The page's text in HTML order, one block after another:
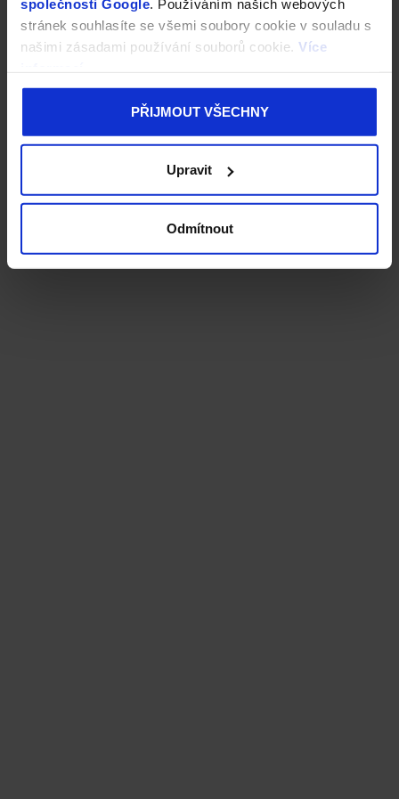
společnosti Google. Používáním našich webových
stránek souhlasíte se všemi soubory cookie v souladu s
našimi zásadami používání souborů cookie. Více
PŘIJMOUT VŠECHNY
Upravit
Odmítnout